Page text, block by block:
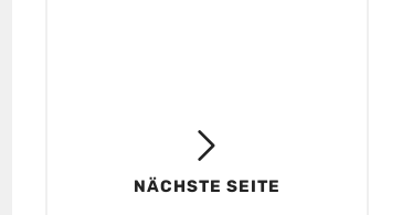
NÄCHSTE SEITE